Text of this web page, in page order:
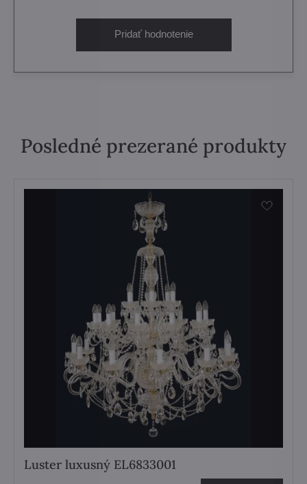
Pridať hodnotenie
Posledné prezerané produkty
Luster luxusný EL6833001